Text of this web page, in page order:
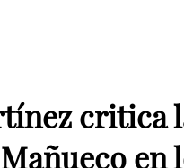
critica
en